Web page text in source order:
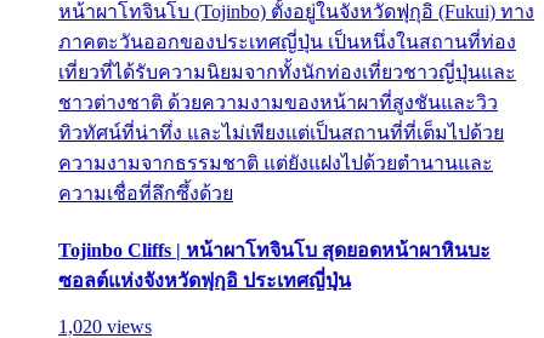
หน้าผาโทจินโบ (Tojinbo) ตั้งอยู่ในจังหวัดฟุกุอิ (Fukui) ทาง
ภาคตะวันออกของประเทศญี่ปุ่น เป็นหนึ่งในสถานที่ท่อง
เที่ยวที่ได้รับความนิยมจากทั้งนักท่องเที่ยวชาวญี่ปุ่นและ
ชาวต่างชาติ ด้วยความงามของหน้าผาที่สูงชันและวิว
ทิวทัศน์ที่น่าทึ่ง และไม่เพียงแต่เป็นสถานที่ที่เต็มไปด้วย
ความงามจากธรรมชาติ แต่ยังแฝงไปด้วยตำนานและ
ความเชื่อที่ลึกซึ้งด้วย
Tojinbo Cliffs | หน้าผาโทจินโบ สุดยอดหน้าผาหินบะ
ซอลต์แห่งจังหวัดฟุกุอิ ประเทศญี่ปุ่น
1,020 views